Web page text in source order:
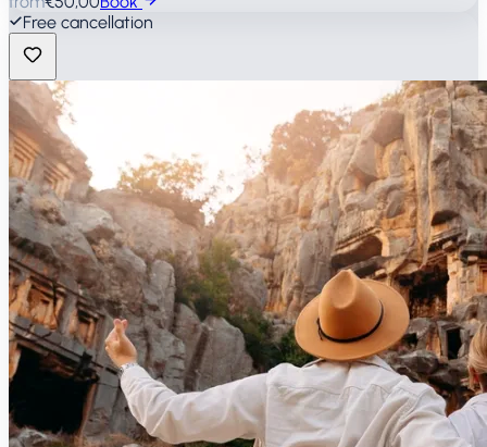
Free cancellation